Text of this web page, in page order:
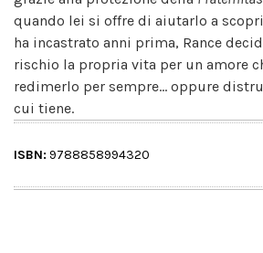
quando lei si offre di aiutarlo a
ha incastrato anni prima, Rance
rischio la propria vita per un amore
redimerlo per sempre... oppure
cui tiene.
ISBN: 9788858994320